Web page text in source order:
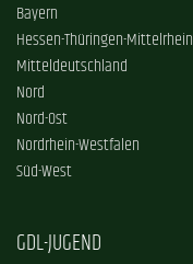
Bayern
Hessen-Thüringen-Mittelrhein
Mitteldeutschland
Nord
Nord-Ost
Nordrhein-Westfalen
Süd-West
GDL-JUGEND